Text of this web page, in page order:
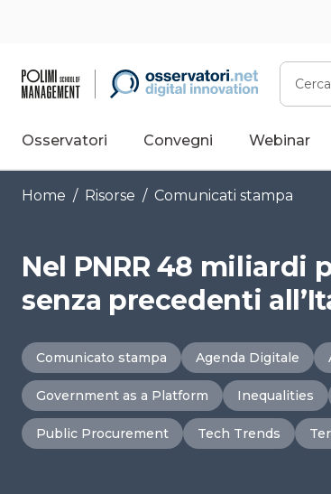
Cerca
Osservatori Convegni Webinar
Home / Risorse / Comunicati stampa
Nel PNRR 48 miliardi
senza precedenti
Comunicato stampa Agenda Digitale
Government as a Platform Inequalities
Public Procurement Tech Trends